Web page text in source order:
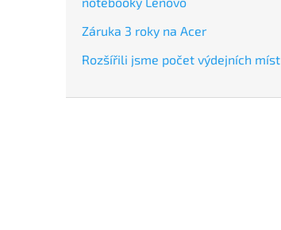
Záruka 3 roky na Acer
Rozšířili jsme počet výdejních míst